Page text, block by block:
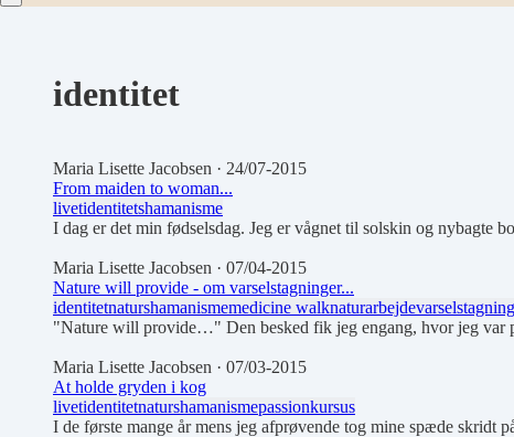
identitet
Maria Lisette Jacobsen · 24/07-2015
From maiden to woman...
livetidentitetshamanisme
I dag er det min fødselsdag. Jeg er vågnet til solskin og nybagte
Maria Lisette Jacobsen · 07/04-2015
Nature will provide - om varselstagninger...
identitetnaturshamanismemedicine walknaturarbejdevarselstagning
"Nature will provide…" Den besked fik jeg engang, hvor jeg var
Maria Lisette Jacobsen · 07/03-2015
At holde gryden i kog
livetidentitetnaturshamanismepassionkursus
I de første mange år mens jeg afprøvende tog mine spæde